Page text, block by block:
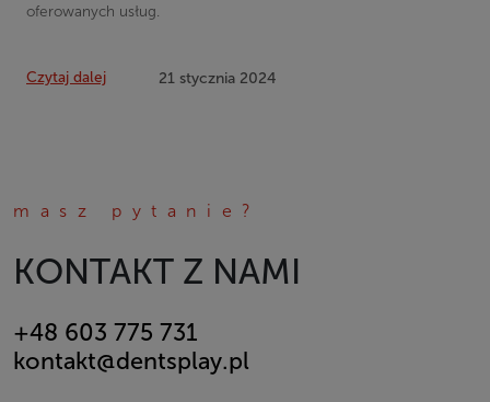
oferowanych usług.
Czytaj dalej 21 stycznia 2024
masz pytanie?
KONTAKT Z NAMI
+48 603 775 731
kontakt@dentsplay.pl